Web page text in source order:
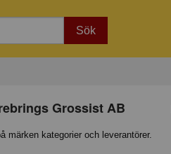
Sök
Grossist AB
märken kategorier och leverantörer.